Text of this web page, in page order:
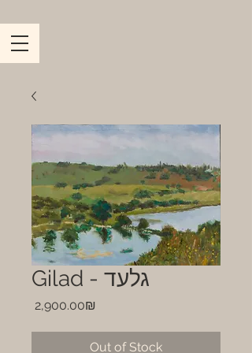
Gilad - גלעד
‏2,900.00 ‏₪
Out of Stock